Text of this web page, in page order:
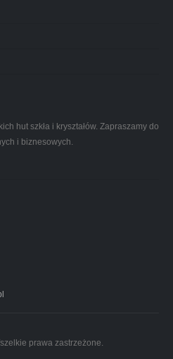
hut szkła i kryształów. Zapraszamy do
i biznesowych.
prawa zastrzeżone.